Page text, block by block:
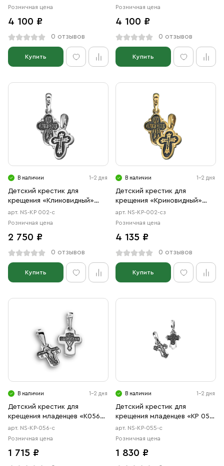
родий
Розничная цена
4 100 ₽
0 отзывов
Купить
Розничная цена
4 100 ₽
0 отзывов
Купить
В наличии 1-2 дня
Детский крестик для
крещения «Клиновидный»
серебро
арт. NS-КР 002-с
Розничная цена
2 750 ₽
0 отзывов
Купить
В наличии 1-2 дня
Детский крестик для
крещения «Криновидный»
серебро/золочение
арт. NS-КР-002-сз
Розничная цена
4 135 ₽
0 отзывов
Купить
В наличии 1-2 дня
Детский крестик для
крещения младенцев «К056»
серебро
арт. NS-КР-056-с
Розничная цена
1 715 ₽
В наличии 1-2 дня
Детский крестик для
крещения младенцев «КР 055
с» серебро
арт. NS-КР-055-с
Розничная цена
1 830 ₽